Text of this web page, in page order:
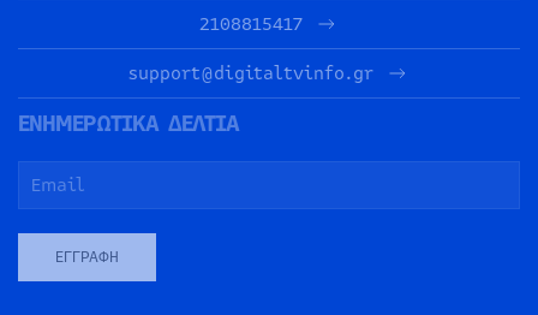
2108815417
support@digitaltvinfo.gr
ΕΝΗΜΕΡΩΤΙΚΑ ΔΕΛΤΙΑ
ΕΓΓΡΑΦΉ